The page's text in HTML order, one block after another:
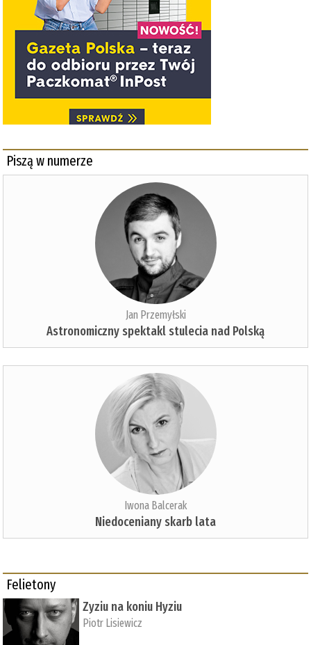
Piszą w numerze
Jan Przemyłski
Astronomiczny spektakl stulecia nad Polską
Iwona Balcerak
Niedoceniany skarb lata
Felietony
Zyziu na koniu Hyziu
Piotr Lisiewicz